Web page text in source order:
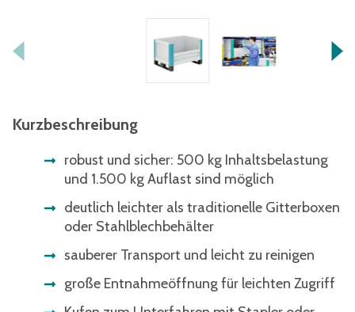
Kurzbeschreibung
robust und sicher: 500 kg Inhaltsbelastung
und 1.500 kg Auflast sind möglich
deutlich leichter als traditionelle Gitterboxen
oder Stahlblechbehälter
sauberer Transport und leicht zu reinigen
große Entnahmeöffnung für leichten Zugriff